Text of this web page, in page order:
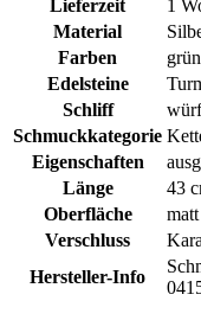
Lieferzeit
1
Material
Farben
grün
Edelsteine
Schliff
Schmuckkategorie
Eigenschaften
Länge
43
Oberfläche
matt
Verschluss
Hersteller-Info